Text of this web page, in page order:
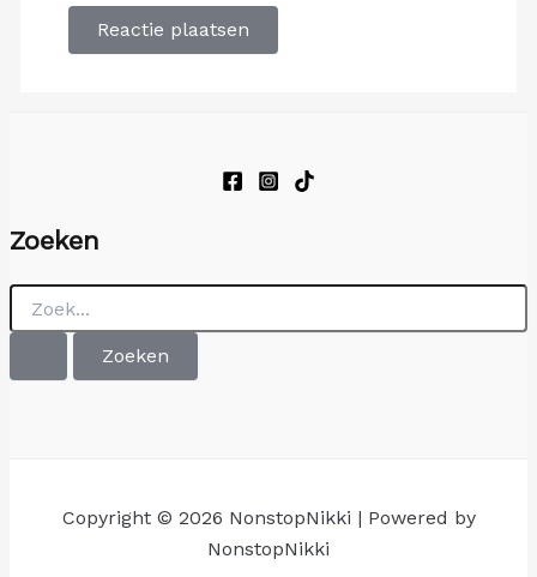
Zoeken
Zoek
naar:
Copyright © 2026 NonstopNikki | Powered by
NonstopNikki